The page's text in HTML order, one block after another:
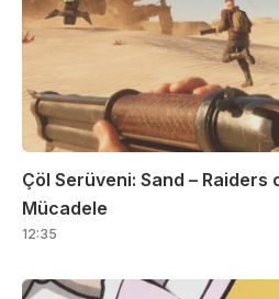
Çöl Serüveni: Sand –
Mücadele
12:35